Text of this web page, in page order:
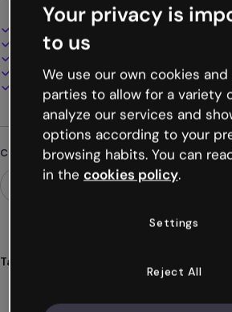
Design interattivo e animato
100% personalizzabile
Presenta, condividi o pubblica online
Scarica in PDF, MP4 e altri formati
Cerchi qualcosa di diverso?
Tags
moduli
Your privacy is
to us
We use our own cookies
parties to allow for a variety
analyze our services and
options according to your
browsing habits. You can
in the cookies policy.
Settings
Reject All